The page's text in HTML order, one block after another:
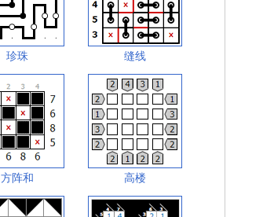
珍珠 缝线
方阵和 高楼